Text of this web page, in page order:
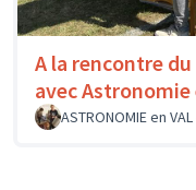
A la rencontre
avec Astronomie
ASTRONOMIE en